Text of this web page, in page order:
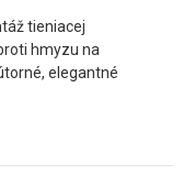
tieniacej
hmyzu na
elegantné